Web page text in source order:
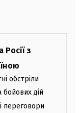
Росії з
обстріли
бойових дій
переговори